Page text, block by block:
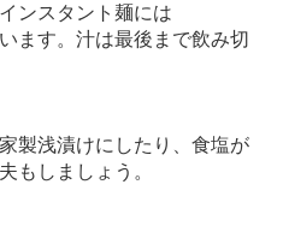
ンスタント麺には
す。汁は最後まで飲み切
製浅漬けにしたり、食塩が
もしましょう。